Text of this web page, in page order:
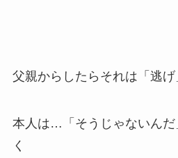
父親からしたらそれは「逃げ
本人は…「そうじゃないんだ
く